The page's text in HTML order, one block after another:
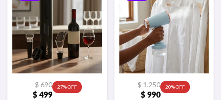
$ 499
$690 27
$ 990
$1.250 20